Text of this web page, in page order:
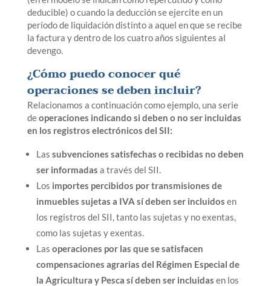
deducible) o cuando la deducción se ejercite en un
período de liquidación distinto a aquel en que se recibe
la factura y dentro de los cuatro años siguientes al
devengo.
¿Cómo puedo conocer qué
operaciones se deben incluir?
Relacionamos a continuación como ejemplo, una serie
deoperaciones indicando si deben o no ser incluidas
en los registros electrónicos del SII:
Las subvenciones satisfechas o recibidas no deben
ser informadas a través del SII.
Los importes percibidos por transmisiones de
inmuebles sujetas a IVA sí deben ser incluidos en
los registros del SII, tanto las sujetas y no exentas,
como las sujetas y exentas.
Las operaciones por las que se satisfacen
compensaciones agrarias del Régimen Especial de
la Agricultura y Pesca sí deben ser incluidas en los